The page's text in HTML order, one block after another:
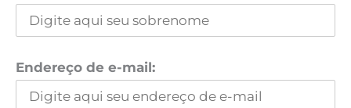
Endereço de e-mail: